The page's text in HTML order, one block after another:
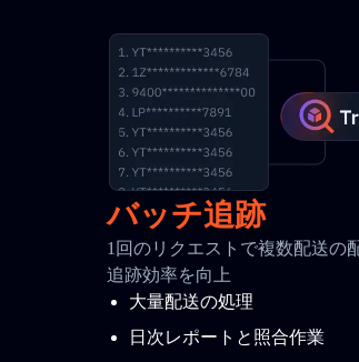
バッチ追跡
1回のリクエストで複数配送の
追跡効率を向上
大量配送の処理
日次レポートと照合作業